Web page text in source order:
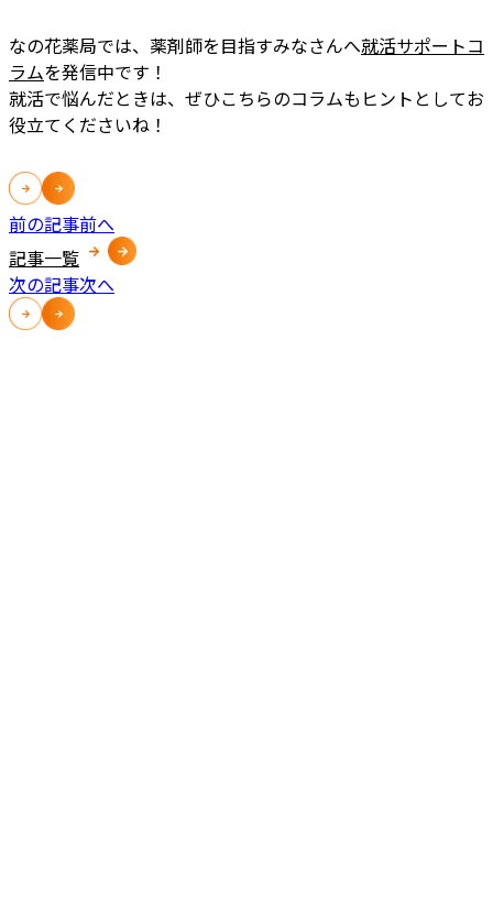
なの花薬局では、薬剤師を目指すみなさんへ就活サポートコ
ラムを発信中です！
就活で悩んだときは、ぜひこちらのコラムもヒントとしてお
役立てくださいね！
前の記事前へ
記事一覧
次の記事次へ